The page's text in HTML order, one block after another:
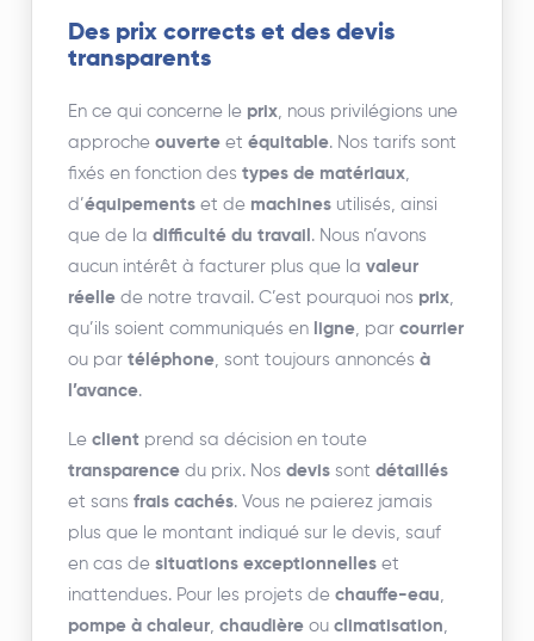
Des prix corrects et des devis
transparents
En ce qui concerne le prix, nous privilégions une
approcheouverte etéquitable. Nos tarifs sont
fixés en fonction destypes de matériaux,
d’équipements et de machines utilisés, ainsi
que de ladifficulté du travail . Nous n’avons
aucun intérêt à facturer plus que lavaleur
réelle de notre travail. C’est pourquoi nos prix,
qu’ils soient communiqués en
ligne, parcourrier
ou partéléphone, sont toujours annoncésà
l’avance.
Leclient prend sa décision en toute
transparence du prix. Nosdevis sontdétaillés
et sansfrais cachés. Vous ne paierez jamais
plus que le montant indiqué sur le devis, sauf
en cas desituations exceptionnelles et
inattendues. Pour les projets dechauffe-eau,
pompe à chaleur,chaudière ouclimatisation,